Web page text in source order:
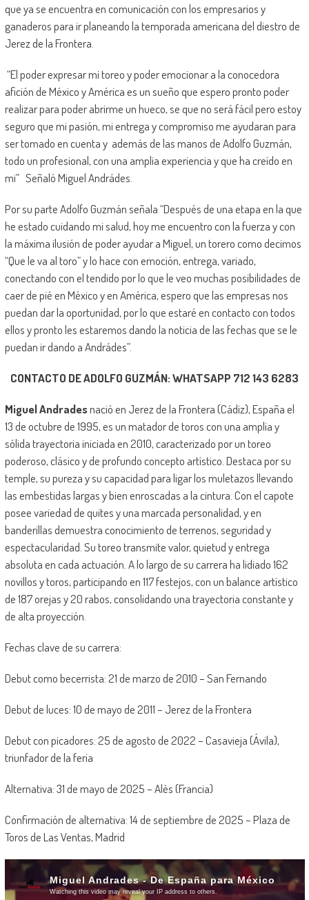
que ya se encuentra en comunicación con los empresarios y
ganaderos para ir planeando la temporada americana del diestro de
Jerez de la Frontera.
“El poder expresar mi toreo y poder emocionar a la conocedora
afición de México y América es un sueño que espero pronto poder
realizar para poder abrirme un hueco, se que no será fácil pero estoy
seguro que mi pasión, mi entrega y compromiso me ayudaran para
ser tomado en cuenta y además de las manos de Adolfo Guzmán,
todo un profesional, con una amplia experiencia y que ha creído en
mi” Señaló Miguel Andrádes.
Por su parte Adolfo Guzmán señala “Después de una etapa en la que
he estado cuidando mi salud, hoy me encuentro con la fuerza y con
la máxima ilusión de poder ayudar a Miguel, un torero como decimos
“Que le va al toro” y lo hace con emoción, entrega, variado,
conectando con el tendido por lo que le veo muchas posibilidades de
caer de pié en México y en América, espero que las empresas nos
puedan dar la oportunidad, por lo que estaré en contacto con todos
ellos y pronto les estaremos dando la noticia de las fechas que se le
puedan ir dando a Andrádes”.
CONTACTO DE ADOLFO GUZMÁN: WHATSAPP 712 143 6283
Miguel Andradesnació en Jerez de la Frontera (Cádiz), España el
13 de octubre de 1995, es un matador de toros con una amplia y
sólida trayectoria iniciada en 2010, caracterizado por un toreo
poderoso, clásico y de profundo concepto artístico. Destaca por su
temple, su pureza y su capacidad para ligar los muletazos llevando
las embestidas largas y bien enroscadas a la cintura. Con el capote
posee variedad de quites y una marcada personalidad, y en
banderillas demuestra conocimiento de terrenos, seguridad y
espectacularidad. Su toreo transmite valor, quietud y entrega
absoluta en cada actuación. A lo largo de su carrera ha lidiado 162
novillos y toros, participando en 117 festejos, con un balance artístico
de 187 orejas y 20 rabos, consolidando una trayectoria constante y
de alta proyección.
Fechas clave de su carrera:
Debut como becerrista: 21 de marzo de 2010 – San Fernando
Debut de luces: 10 de mayo de 2011 – Jerez de la Frontera
Debut con picadores: 25 de agosto de 2022 – Casavieja (Ávila),
triunfador de la feria
Alternativa: 31 de mayo de 2025 – Alès (Francia)
Confirmación de alternativa: 14 de septiembre de 2025 – Plaza de
Toros de Las Ventas, Madrid